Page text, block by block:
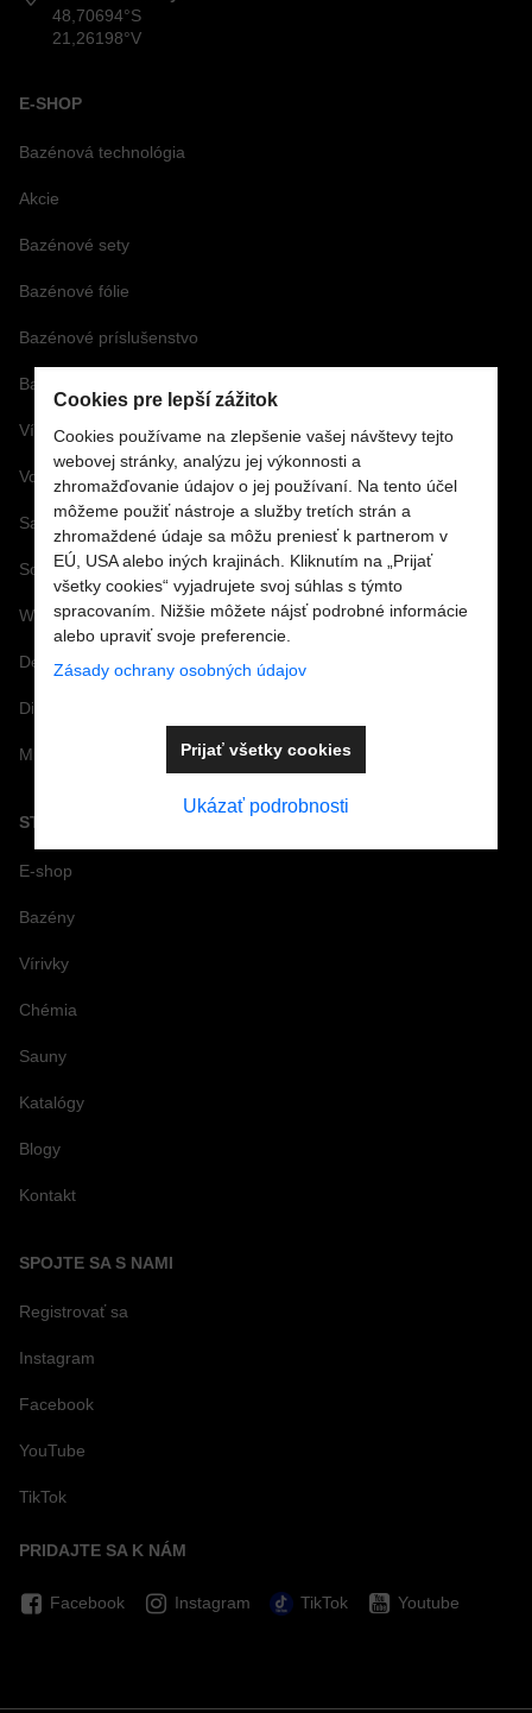
48,70694°S
21,26198°V
E-SHOP
Bazénová technológia
Akcie
Bazénové sety
Bazénové fólie
Bazénové príslušenstvo
Bazénová chémia a vírivková chémia
Vírivky a príslušenstvo
Vonné arómy a esencie
Saunové doplnky a Infra
Solárne a záhradné sprchy
Wellness doplnky a príslušenstvo
Dezinfekcia nôh pre bazény a kúpaliská
Dizajnové doplnky k bazénom
Minimarket
STRÁNKY
E-shop
Bazény
Vírivky
Chémia
Sauny
Katalógy
Blogy
Kontakt
SPOJTE SA S NAMI
Registrovať sa
Instagram
Facebook
YouTube
TikTok
PRIDAJTE SA K NÁM
Facebook Instagram TikTok Youtube
Cookies pre lepší zážitok
Cookies používame na zlepšenie vašej návštevy tejto
webovej stránky, analýzu jej výkonnosti a
zhromažďovanie údajov o jej používaní. Na tento účel
môžeme použiť nástroje a služby tretích strán a
zhromaždené údaje sa môžu preniesť k partnerom v
EÚ, USA alebo iných krajinách. Kliknutím na „Prijať
všetky cookies“ vyjadrujete svoj súhlas s týmto
spracovaním. Nižšie môžete nájsť podrobné informácie
alebo upraviť svoje preferencie.
Zásady ochrany osobných údajov
Ukázať podrobnosti
Prijať všetky cookies